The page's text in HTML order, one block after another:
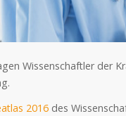
Wissenschaftler der
2016 des